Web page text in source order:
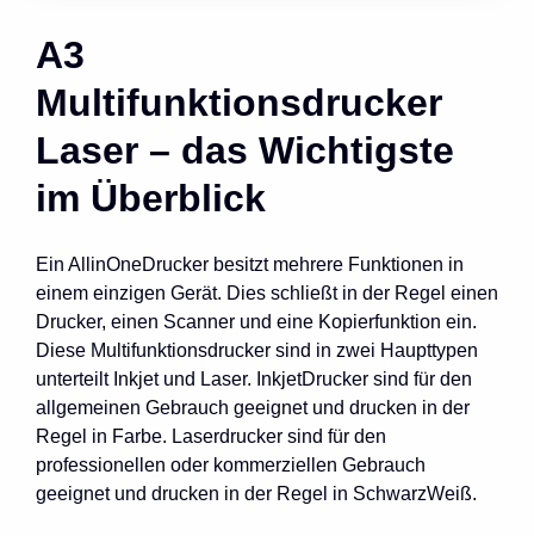
A3
Multifunktionsdrucker
Laser – das Wichtigste
im Überblick
Ein AllinOneDrucker besitzt mehrere Funktionen in
einem einzigen Gerät. Dies schließt in der Regel einen
Drucker, einen Scanner und eine Kopierfunktion ein.
Diese Multifunktionsdrucker sind in zwei Haupttypen
unterteilt Inkjet und Laser. InkjetDrucker sind für den
allgemeinen Gebrauch geeignet und drucken in der
Regel in Farbe. Laserdrucker sind für den
professionellen oder kommerziellen Gebrauch
geeignet und drucken in der Regel in SchwarzWeiß.